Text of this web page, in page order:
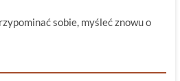
sobie, myśleć znowu o